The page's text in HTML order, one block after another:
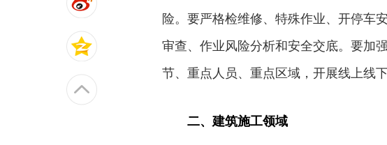
险。要严格检维修、特殊作业、开停车
审查、作业风险分析和安全交底。要加
节、重点人员、重点区域，开展线上线
二、建筑施工领域